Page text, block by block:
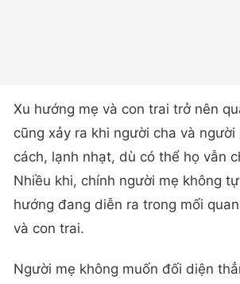
Xu hướng mẹ và con trai trở nên
cũng xảy ra khi người cha và người
cách, lạnh nhạt, dù có thể họ vẫn
Nhiều khi, chính người mẹ không
hướng đang diễn ra trong mối
và con trai.
Người mẹ không muốn đối diện